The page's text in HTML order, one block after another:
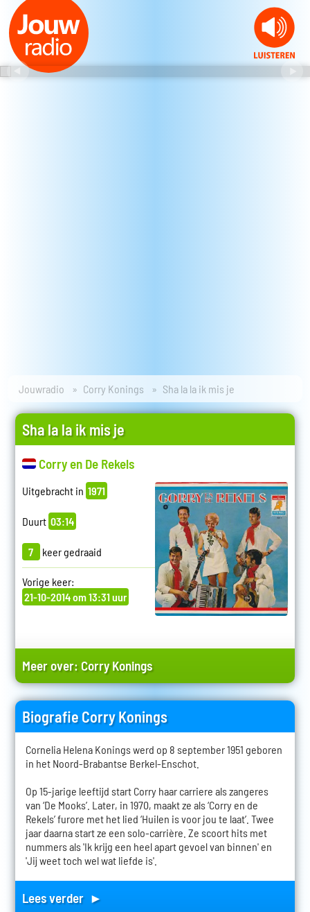
Jouwradio Corry Konings Sha la la ik mis je
Sha la la ik mis je
Corry en De Rekels
Uitgebracht in 1971
Duurt 03:14
7 keer gedraaid
Vorige keer:
21-10-2014 om 13:31 uur
Meer over: Corry Konings
Biografie Corry Konings
Cornelia Helena Konings werd op 8 september 1951 geboren
in het Noord-Brabantse Berkel-Enschot.
Op 15-jarige leeftijd start Corry haar carriere als zangeres
van ‘De Mooks’. Later, in 1970, maakt ze als ‘Corry en de
Rekels’ furore met het lied ‘Huilen is voor jou te laat’. Twee
jaar daarna start ze een solo-carrière. Ze scoort hits met
nummers als 'Ik krijg een heel apart gevoel van binnen' en
'Jij weet toch wel wat liefde is'.
Lees verder ►